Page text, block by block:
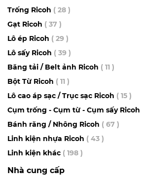
Trống Ricoh ( 28 )
Gạt Ricoh ( 37 )
Lô ép Ricoh ( 29 )
Lô sấy Ricoh ( 39 )
Băng tải / Belt ảnh Ricoh ( 11 )
Bột Từ Ricoh ( 11 )
Lô cao áp sạc / Trục sạc Ricoh ( 15 )
Cụm trống - Cụm từ - Cụm sấy Ricoh
Bánh răng / Nhông Ricoh ( 67 )
Linh kiện nhựa Ricoh ( 43 )
Linh kiện khác ( 198 )
Nhà cung cấp